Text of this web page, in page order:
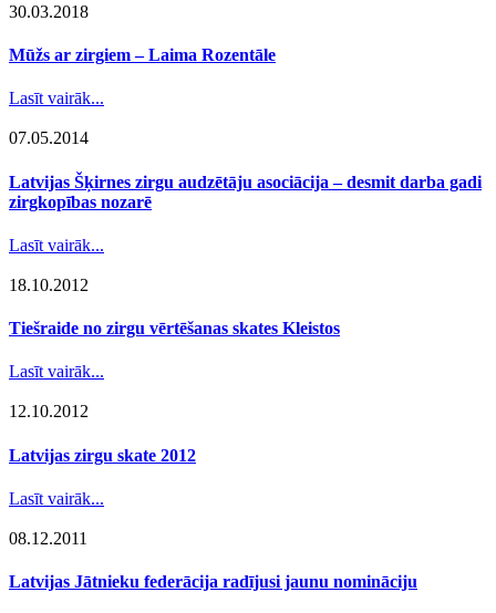
30.03.2018
Mūžs ar zirgiem – Laima Rozentāle
Lasīt vairāk...
07.05.2014
Latvijas Šķirnes zirgu audzētāju asociācija – desmit darba gadi
zirgkopības nozarē
Lasīt vairāk...
18.10.2012
Tiešraide no zirgu vērtēšanas skates Kleistos
Lasīt vairāk...
12.10.2012
Latvijas zirgu skate 2012
Lasīt vairāk...
08.12.2011
Latvijas Jātnieku federācija radījusi jaunu nomināciju